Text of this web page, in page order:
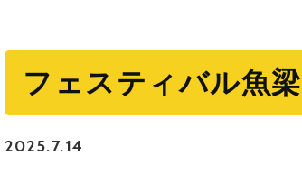
フェスティバル魚
2025.7.14